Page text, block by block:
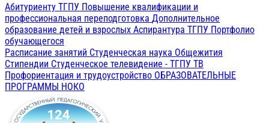
Абитуриенту ТГПУ Повышение квалификации и
профессиональная переподготовка Дополнительное
образование детей и взрослых Аспирантура ТГПУ Портфолио
обучающегося
Расписание занятий Студенческая наука Общежития
Стипендии Студенческое телевидение - ТГПУ ТВ
Профориентация и трудоустройство ОБРАЗОВАТЕЛЬНЫЕ
ПРОГРАММЫ НОКО